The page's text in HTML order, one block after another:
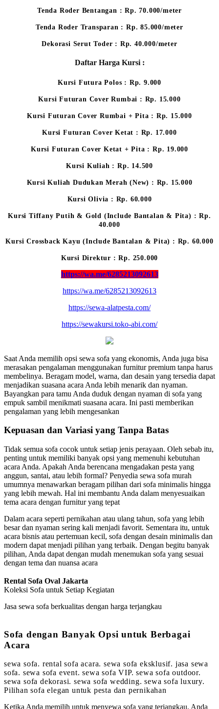
Tenda Roder Bentangan : Rp. 70.000/meter
Tenda Roder Transparan : Rp. 85.000/meter
Dekorasi Serut Toder : Rp. 40.000/meter
Daftar Harga Kursi :
Kursi Futura Polos : Rp. 9.000
Kursi Futuran Cover Rumbai : Rp. 15.000
Kursi Futuran Cover Rumbai + Pita : Rp. 15.000
Kursi Futuran Cover Ketat : Rp. 17.000
Kursi Futuran Cover Ketat + Pita : Rp. 19.000
Kursi Kuliah : Rp. 14.500
Kursi Kuliah Dudukan Merah (New) : Rp. 15.000
Kursi Olivia : Rp. 60.000
Kursi Tiffany Putih & Gold (Include Bantalan & Pita) : Rp.
40.000
Kursi Crossback Kayu (Include Bantalan & Pita) : Rp. 60.000
Kursi Direktur : Rp. 250.000
https://wa.me/6285213092613
https://wa.me/6285213092613
https://sewa-alatpesta.com/
https://sewakursi.toko-abi.com/
Saat Anda memilih opsi sewa sofa yang ekonomis, Anda juga bisa
merasakan pengalaman menggunakan furnitur premium tanpa harus
membelinya. Beragam model, warna, dan desain yang tersedia dapat
menjadikan suasana acara Anda lebih menarik dan nyaman.
Bayangkan para tamu Anda duduk dengan nyaman di sofa yang
empuk sambil menikmati suasana acara. Ini pasti memberikan
pengalaman yang lebih mengesankan
Kepuasan dan Variasi yang Tanpa Batas
Tidak semua sofa cocok untuk setiap jenis perayaan. Oleh sebab itu,
penting untuk memiliki banyak opsi yang memenuhi kebutuhan
acara Anda. Apakah Anda berencana mengadakan pesta yang
anggun, santai, atau lebih formal? Penyedia sewa sofa murah
umumnya menawarkan beragam pilihan dari sofa minimalis hingga
yang lebih mewah. Hal ini membantu Anda dalam menyesuaikan
tema acara dengan furnitur yang tepat
Dalam acara seperti pernikahan atau ulang tahun, sofa yang lebih
besar dan nyaman sering kali menjadi favorit. Sementara itu, untuk
acara bisnis atau pertemuan kecil, sofa dengan desain minimalis dan
modern dapat menjadi pilihan yang terbaik. Dengan begitu banyak
pilihan, Anda dapat dengan mudah menemukan sofa yang sesuai
dengan tema dan nuansa acara
Rental Sofa Oval Jakarta
Koleksi Sofa untuk Setiap Kegiatan
Jasa sewa sofa berkualitas dengan harga terjangkau
Sofa dengan Banyak Opsi untuk Berbagai
Acara
sewa sofa. rental sofa acara. sewa sofa eksklusif. jasa sewa
sofa. sewa sofa event. sewa sofa VIP. sewa sofa outdoor.
sewa sofa dekorasi. sewa sofa wedding. sewa sofa luxury.
Pilihan sofa elegan untuk pesta dan pernikahan
Ketika Anda memilih untuk menyewa sofa yang terjangkau, Anda